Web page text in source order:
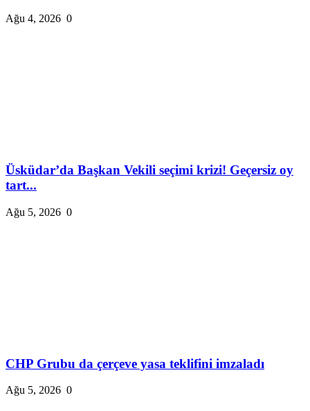
Ağu 4, 2026 0
Üsküdar’da Başkan Vekili seçimi krizi! Geçersiz oy
tart...
Ağu 5, 2026 0
CHP Grubu da çerçeve yasa teklifini imzaladı
Ağu 5, 2026 0